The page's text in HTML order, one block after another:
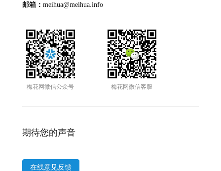
邮箱： meihua@meihua.info
梅花网微信公众号 梅花网微信客服
期待您的声音
在线意见反馈